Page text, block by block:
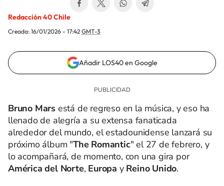
Redacción 40 Chile
Creada: 16/01/2026 - 17:42 GMT-3
Añadir LOS40 en Google
Bruno Mars está de regreso en la música, y eso ha
llenado de alegría a su extensa fanaticada
alrededor del mundo, el estadounidense lanzará su
próximo álbum "The Romantic" el 27 de febrero, y
lo acompañará, de momento, con una gira por
América del Norte, Europa y Reino Unido.